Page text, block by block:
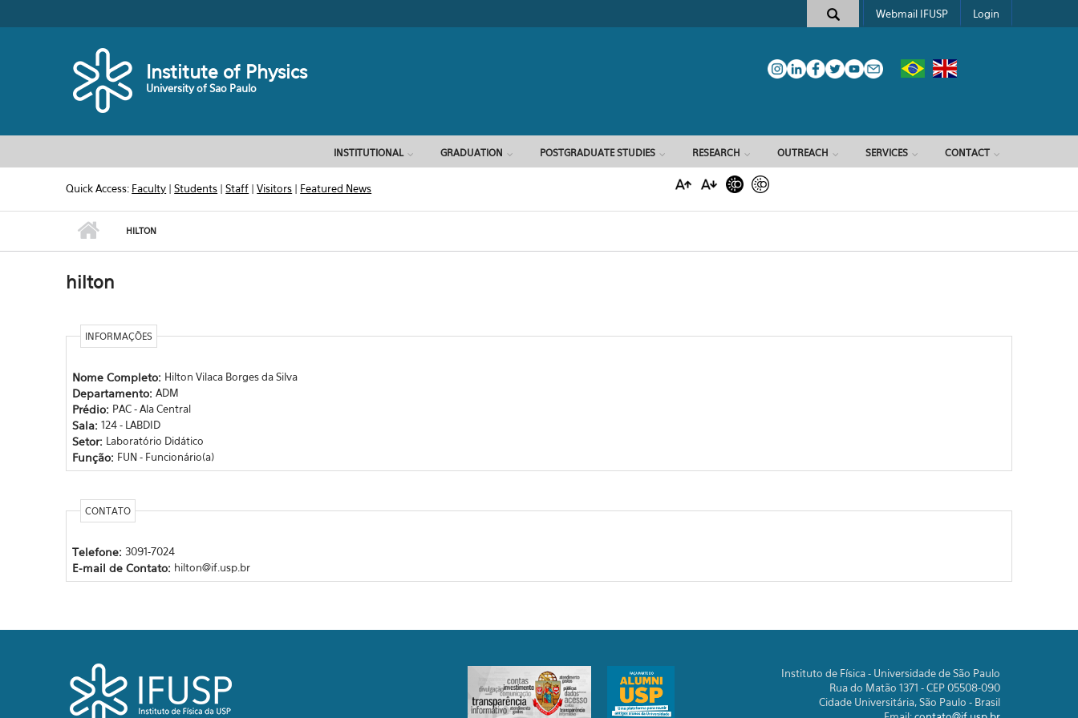
Search form
Webmail IFUSP Login
Institute of Physics
University of Sao Paulo
INSTITUTIONAL GRADUATION POSTGRADUATE STUDIES RESEARCH OUTREACH SERVICES CONTACT
Quick Access: Faculty |Students |Staff |Visitors | Featured News
HILTON
hilton
INFORMAÇÕES
Nome Completo: Hilton Vilaca Borges da Silva
Departamento: ADM
Prédio: PAC - Ala Central
Sala: 124 - LABDID
Setor: Laboratório Didático
Função: FUN - Funcionário(a)
CONTATO
Telefone: 3091-7024
E-mail de Contato: hilton@if.usp.br
Instituto de Física - Universidade de São Paulo
Rua do Matão 1371 - CEP 05508-090
Cidade Universitária, São Paulo - Brasil